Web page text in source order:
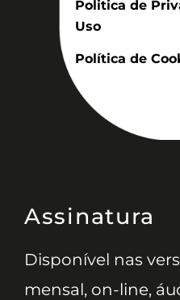
Politica de
Uso
Política de
Assinatura
Disponível nas
mensal, on-line,